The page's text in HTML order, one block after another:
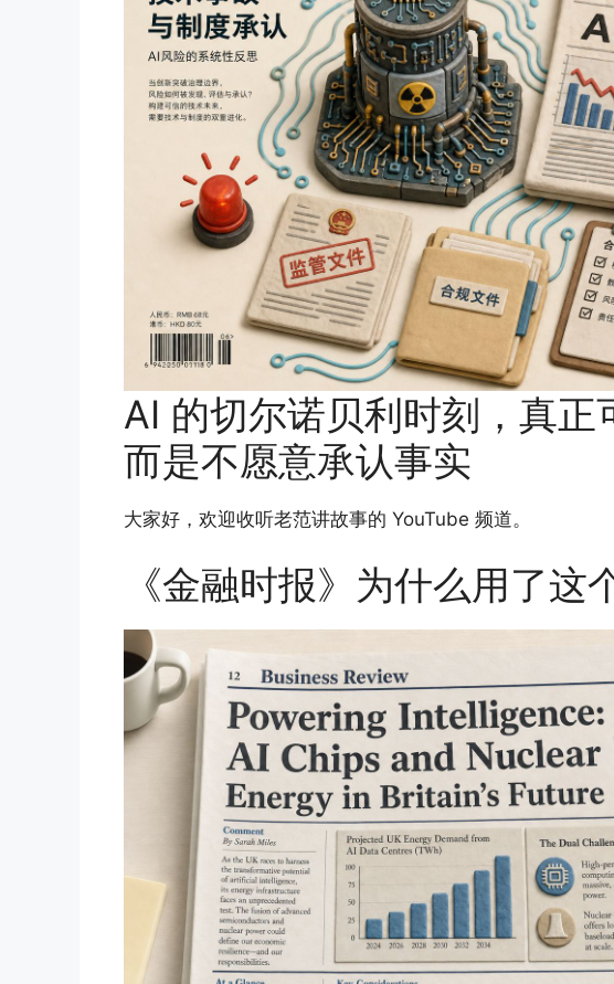
AI 的切尔诺贝利时刻，真正
而是不愿意承认事实
大家好，欢迎收听老范讲故事的 YouTube 频道。
《金融时报》为什么用了这